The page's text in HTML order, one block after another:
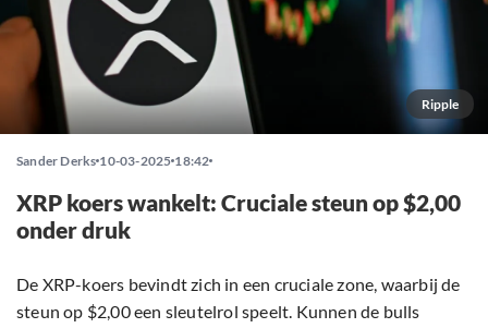
Ripple
Sander Derks 10-03-2025 18:42
XRP koers wankelt: Cruciale steun op $2,00
onder druk
De XRP-koers bevindt zich in een cruciale zone, waarbij de
steun op $2,00 een sleutelrol speelt. Kunnen de bulls